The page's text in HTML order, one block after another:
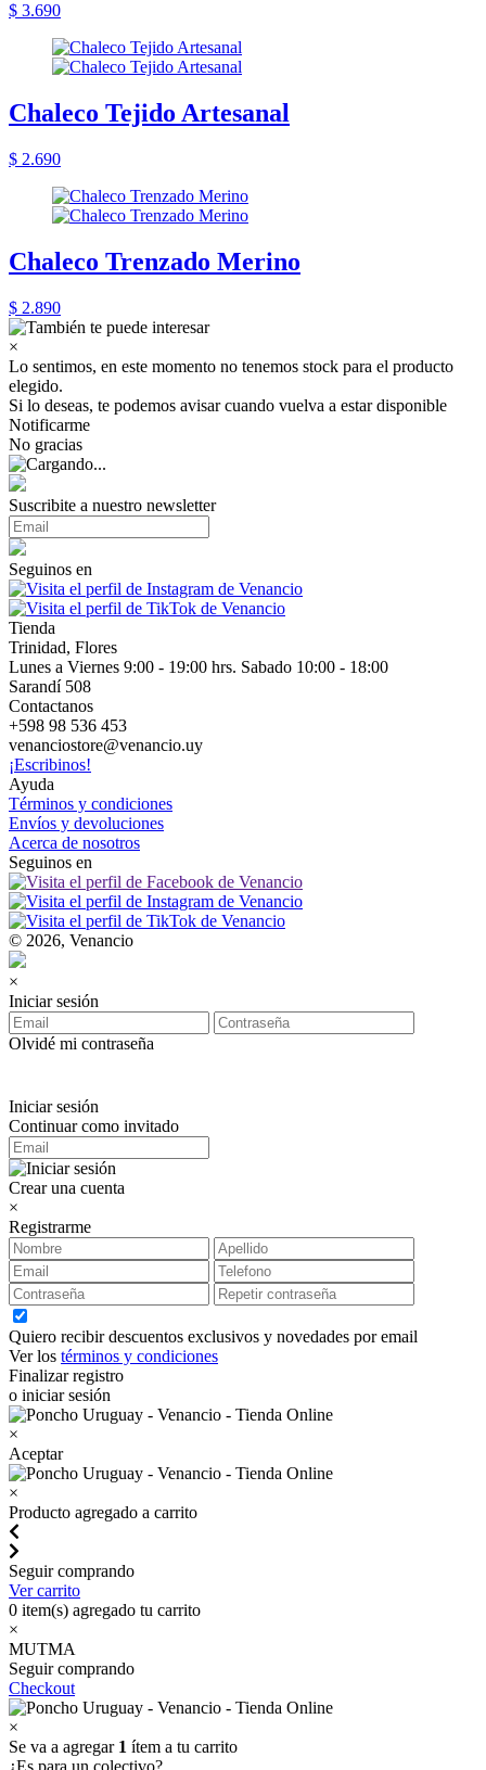
$ 3.690
Chaleco Tejido Artesanal
$ 2.690
Chaleco Trenzado Merino
$ 2.890
×
Lo sentimos, en este momento no tenemos stock para el producto
elegido.
Si lo deseas, te podemos avisar cuando vuelva a estar disponible
Notificarme
No gracias
Suscribite a nuestro newsletter
Seguinos en
Tienda
Trinidad, Flores
Lunes a Viernes 9:00 - 19:00 hrs. Sabado 10:00 - 18:00
Sarandí 508
Contactanos
+598 98 536 453
venanciostore@venancio.uy
¡Escribinos!
Ayuda
Términos y condiciones
Envíos y devoluciones
Acerca de nosotros
Seguinos en
© 2026, Venancio
×
Iniciar sesión
Olvidé mi contraseña
Iniciar sesión
Continuar como invitado
Crear una cuenta
×
Registrarme
Quiero recibir descuentos exclusivos y novedades por email
Ver los términos y condiciones
Finalizar registro
o iniciar sesión
×
Aceptar
×
Producto agregado a carrito
Seguir comprando
Ver carrito
0 item(s) agregado tu carrito
×
MUTMA
Seguir comprando
Checkout
×
Se va a agregar 1 ítem a tu carrito
¿Es para un colectivo?